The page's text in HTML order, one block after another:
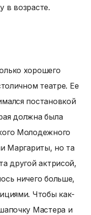
в возрасте.
хорошего
театре. Ее
постановкой
должна была
Молодежного
Маргариты, но та
другой актрисой,
ничего больше,
Чтобы как-
Мастера и